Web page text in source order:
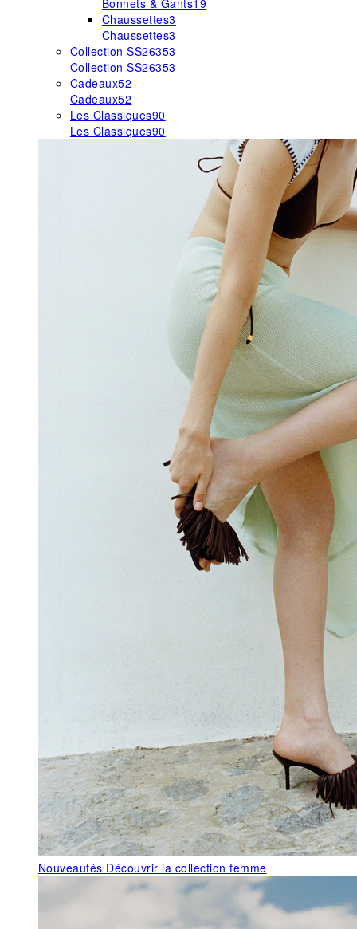
Bonnets & Gants19
Chaussettes3
Chaussettes3
Collection SS26353
Collection SS26353
Cadeaux52
Cadeaux52
Les Classiques90
Les Classiques90
Nouveautés Découvrir la collection femme